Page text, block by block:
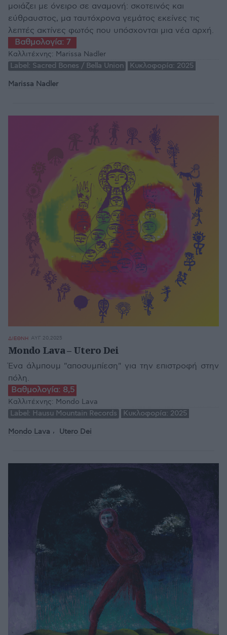
μοιάζει με όνειρο σε αναμονή: σκοτεινός και
εύθραυστος, μα ταυτόχρονα γεμάτος εκείνες τις
λεπτές ακτίνες φωτός που υπόσχονται μια νέα αρχή.
Βαθμολογία: 7
Καλλιτέχνης: Marissa Nadler
Label: Sacred Bones / Bella Union Κυκλοφορία: 2025
Marissa Nadler
ΔΙΕΘΝΗ ΑΥΓ 20,2025
Mondo Lava – Utero Dei
Ένα άλμπουμ "αποσυμπίεση" για την επιστροφή στην
πόλη.
Βαθμολογία: 8,5
Καλλιτέχνης: Mondo Lava
Label: Hausu Mountain Records Κυκλοφορία: 2025
Mondo Lava Utero Dei